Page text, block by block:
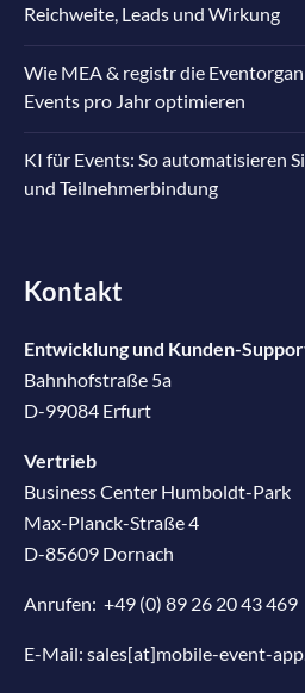
Reichweite, Leads und Wirkung
Wie MEA & registr die
Events pro Jahr optimieren
KI für Events: So automatisieren
und Teilnehmerbindung
Kontakt
Entwicklung und Kunden-
Bahnhofstraße 5a
D-99084 Erfurt
Vertrieb
Business Center Humboldt-Park
Max-Planck-Straße 4
D-85609 Dornach
Anrufen: +49 (0) 89 26 20 43 469
E-Mail: sales[at]mobile-event-